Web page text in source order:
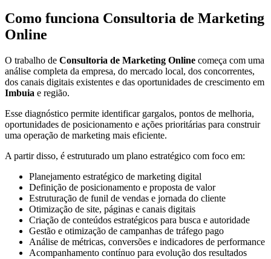
Como funciona Consultoria de Marketing
Online
O trabalho de Consultoria de Marketing Online começa com uma
análise completa da empresa, do mercado local, dos concorrentes,
dos canais digitais existentes e das oportunidades de crescimento em
Imbuia e região.
Esse diagnóstico permite identificar gargalos, pontos de melhoria,
oportunidades de posicionamento e ações prioritárias para construir
uma operação de marketing mais eficiente.
A partir disso, é estruturado um plano estratégico com foco em:
Planejamento estratégico de marketing digital
Definição de posicionamento e proposta de valor
Estruturação de funil de vendas e jornada do cliente
Otimização de site, páginas e canais digitais
Criação de conteúdos estratégicos para busca e autoridade
Gestão e otimização de campanhas de tráfego pago
Análise de métricas, conversões e indicadores de performance
Acompanhamento contínuo para evolução dos resultados